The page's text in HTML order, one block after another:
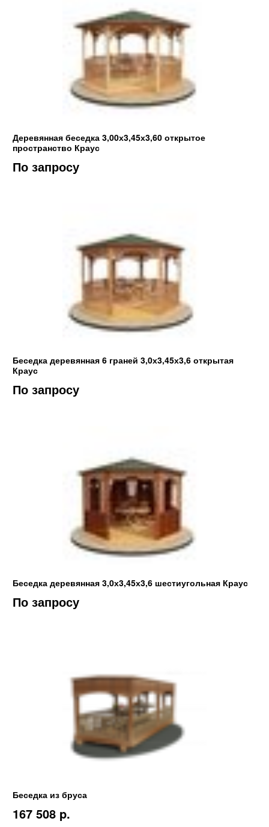
Деревянная беседка 3,00х3,45х3,60 открытое
пространство Краус
По запросу
Беседка деревянная 6 граней 3,0х3,45х3,6 открытая
Краус
По запросу
Беседка деревянная 3,0х3,45х3,6 шестиугольная Краус
По запросу
Беседка из бруса
167 508 p.